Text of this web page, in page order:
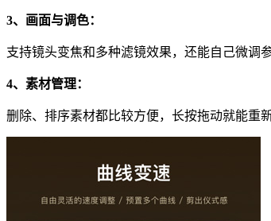
3、画面与调色：
支持镜头变焦和多种滤镜效果，还能自己微调
4、素材管理：
删除、排序素材都比较方便，长按拖动就能重